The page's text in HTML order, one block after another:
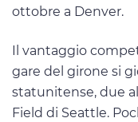
ottobre a Denver.
Il vantaggio
gare del girone si
statunitense, due
Field di Seattle.